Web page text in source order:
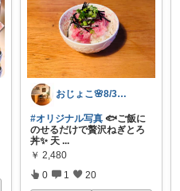
おじょこ🌸8/3購入感謝🙏✨✨
#オリジナル写真 🐟ご飯に
のせるだけで贅沢ねぎとろ
丼✨ 天 ...
￥ 2,480
0 1 20